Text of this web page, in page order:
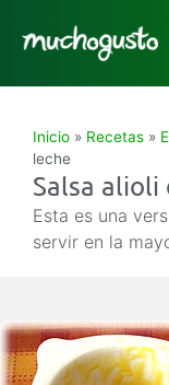
Inicio » Recetas »
leche
Salsa alioli
Esta es una
servir en la